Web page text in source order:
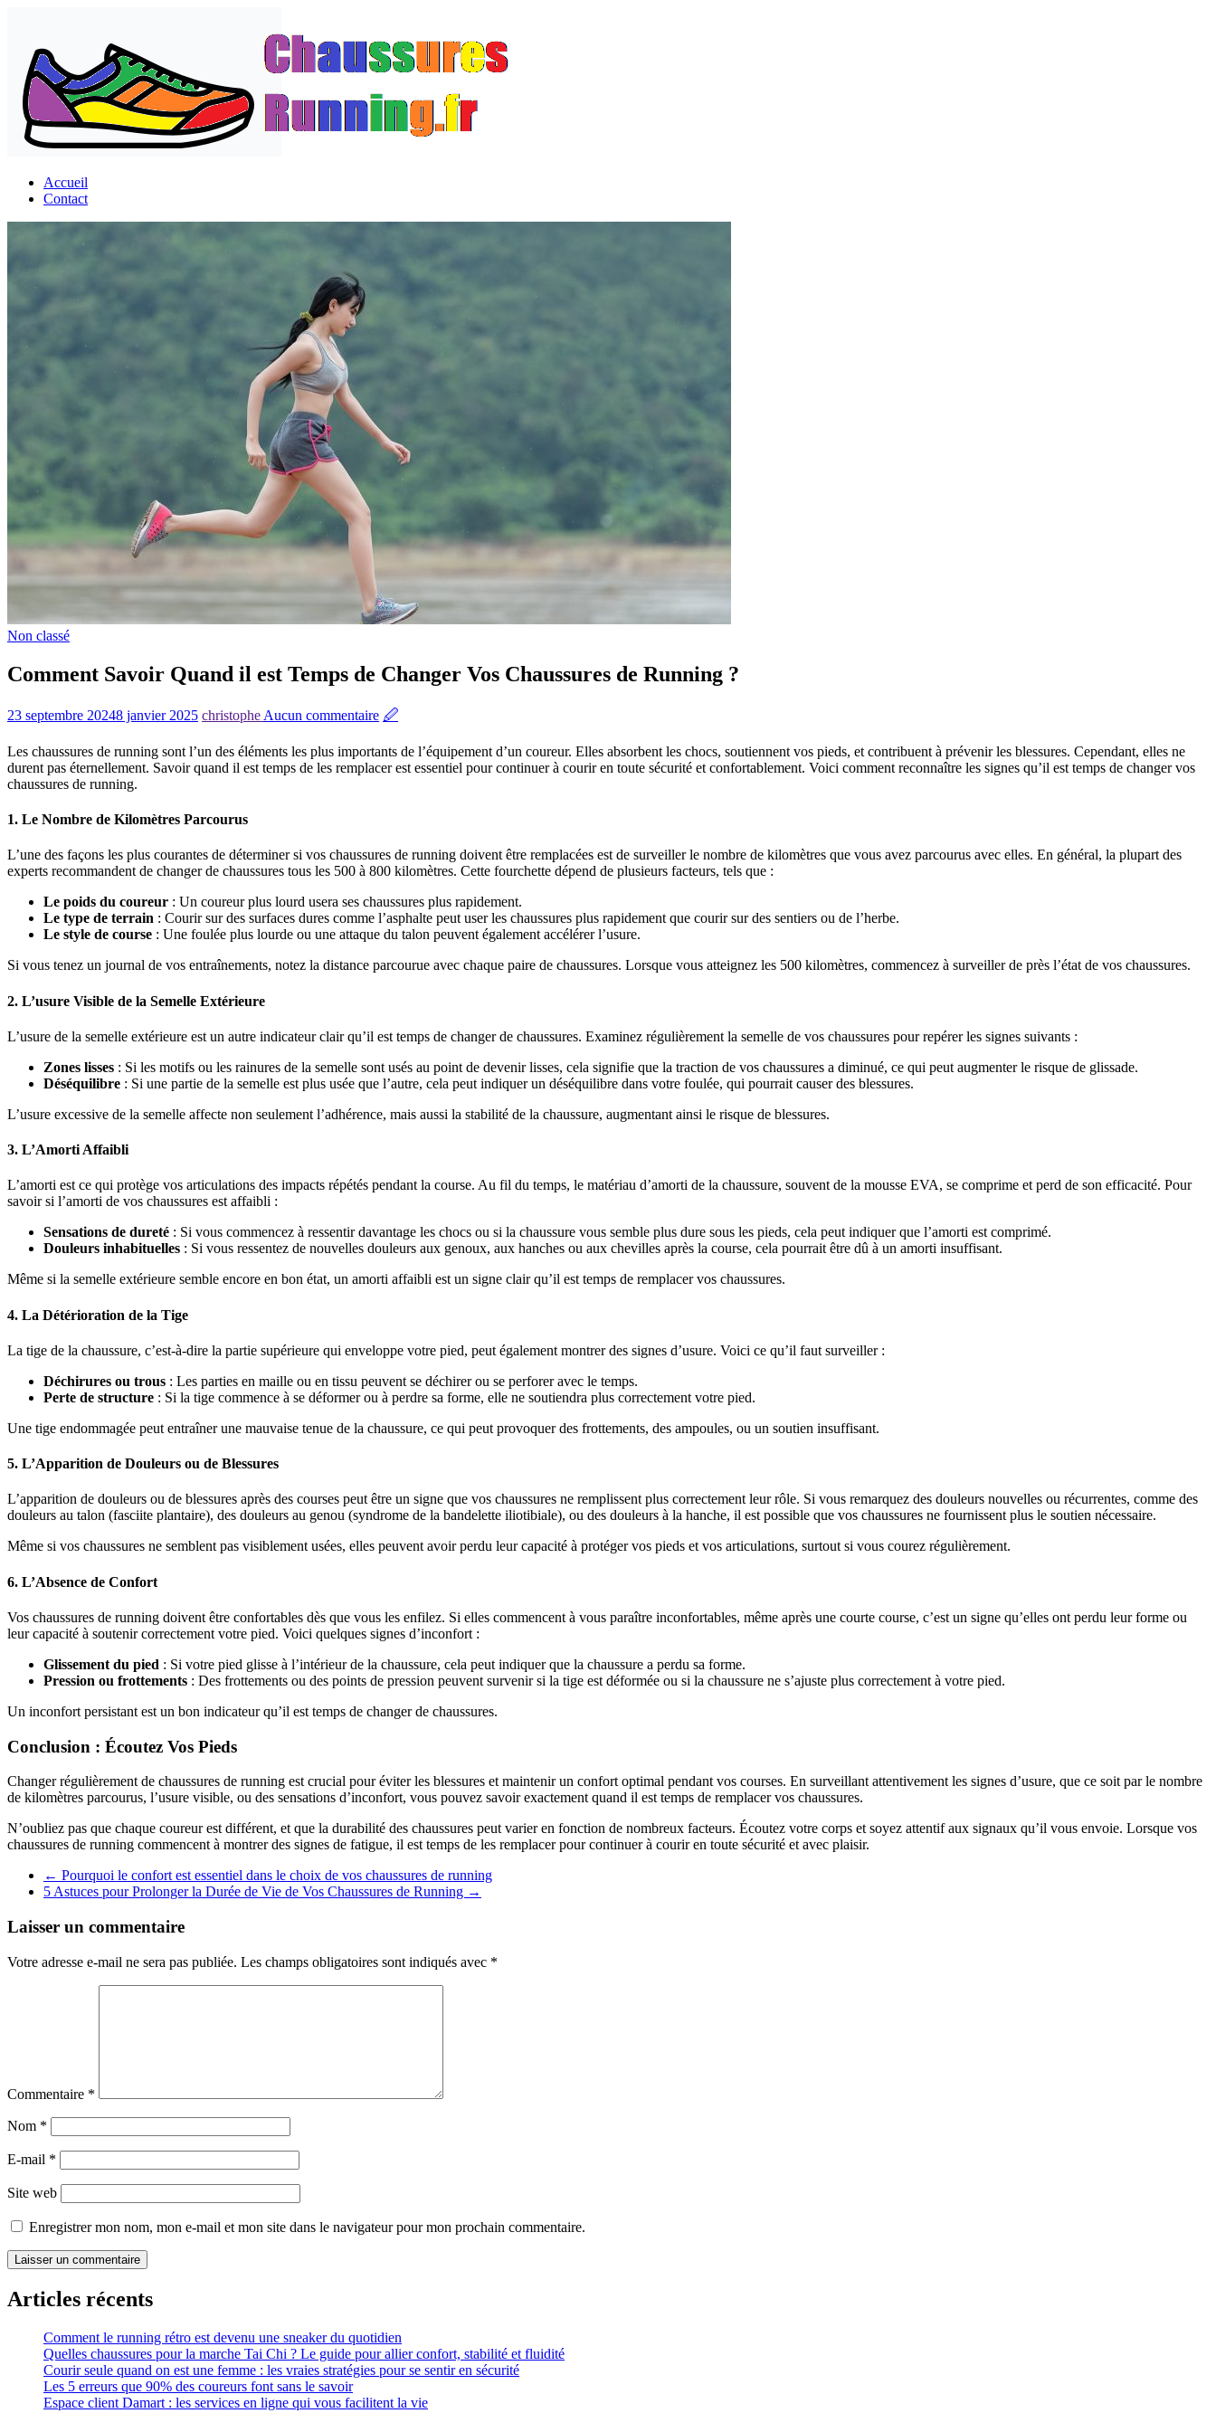
contenu
Accueil
Contact
Non classé
Comment Savoir Quand il est Temps de Changer Vos Chaussures de Running ?
23 septembre 20248 janvier 2025 christophe Aucun commentaire 🖉
Les chaussures de running sont l’un des éléments les plus importants de l’équipement d’un coureur. Elles absorbent les chocs, soutiennent vos pieds, et contribuent à prévenir les blessures. Cependant, elles ne
durent pas éternellement. Savoir quand il est temps de les remplacer est essentiel pour continuer à courir en toute sécurité et confortablement. Voici comment reconnaître les signes qu’il est temps de changer vos
chaussures de running.
1. Le Nombre de Kilomètres Parcourus
L’une des façons les plus courantes de déterminer si vos chaussures de running doivent être remplacées est de surveiller le nombre de kilomètres que vous avez parcourus avec elles. En général, la plupart des
experts recommandent de changer de chaussures tous les 500 à 800 kilomètres. Cette fourchette dépend de plusieurs facteurs, tels que :
Le poids du coureur : Un coureur plus lourd usera ses chaussures plus rapidement.
Le type de terrain : Courir sur des surfaces dures comme l’asphalte peut user les chaussures plus rapidement que courir sur des sentiers ou de l’herbe.
Le style de course : Une foulée plus lourde ou une attaque du talon peuvent également accélérer l’usure.
Si vous tenez un journal de vos entraînements, notez la distance parcourue avec chaque paire de chaussures. Lorsque vous atteignez les 500 kilomètres, commencez à surveiller de près l’état de vos chaussures.
2. L’usure Visible de la Semelle Extérieure
L’usure de la semelle extérieure est un autre indicateur clair qu’il est temps de changer de chaussures. Examinez régulièrement la semelle de vos chaussures pour repérer les signes suivants :
Zones lisses : Si les motifs ou les rainures de la semelle sont usés au point de devenir lisses, cela signifie que la traction de vos chaussures a diminué, ce qui peut augmenter le risque de glissade.
Déséquilibre : Si une partie de la semelle est plus usée que l’autre, cela peut indiquer un déséquilibre dans votre foulée, qui pourrait causer des blessures.
L’usure excessive de la semelle affecte non seulement l’adhérence, mais aussi la stabilité de la chaussure, augmentant ainsi le risque de blessures.
3. L’Amorti Affaibli
L’amorti est ce qui protège vos articulations des impacts répétés pendant la course. Au fil du temps, le matériau d’amorti de la chaussure, souvent de la mousse EVA, se comprime et perd de son efficacité. Pour
savoir si l’amorti de vos chaussures est affaibli :
Sensations de dureté : Si vous commencez à ressentir davantage les chocs ou si la chaussure vous semble plus dure sous les pieds, cela peut indiquer que l’amorti est comprimé.
Douleurs inhabituelles : Si vous ressentez de nouvelles douleurs aux genoux, aux hanches ou aux chevilles après la course, cela pourrait être dû à un amorti insuffisant.
Même si la semelle extérieure semble encore en bon état, un amorti affaibli est un signe clair qu’il est temps de remplacer vos chaussures.
4. La Détérioration de la Tige
La tige de la chaussure, c’est-à-dire la partie supérieure qui enveloppe votre pied, peut également montrer des signes d’usure. Voici ce qu’il faut surveiller :
Déchirures ou trous : Les parties en maille ou en tissu peuvent se déchirer ou se perforer avec le temps.
Perte de structure : Si la tige commence à se déformer ou à perdre sa forme, elle ne soutiendra plus correctement votre pied.
Une tige endommagée peut entraîner une mauvaise tenue de la chaussure, ce qui peut provoquer des frottements, des ampoules, ou un soutien insuffisant.
5. L’Apparition de Douleurs ou de Blessures
L’apparition de douleurs ou de blessures après des courses peut être un signe que vos chaussures ne remplissent plus correctement leur rôle. Si vous remarquez des douleurs nouvelles ou récurrentes, comme des
douleurs au talon (fasciite plantaire), des douleurs au genou (syndrome de la bandelette iliotibiale), ou des douleurs à la hanche, il est possible que vos chaussures ne fournissent plus le soutien nécessaire.
Même si vos chaussures ne semblent pas visiblement usées, elles peuvent avoir perdu leur capacité à protéger vos pieds et vos articulations, surtout si vous courez régulièrement.
6. L’Absence de Confort
Vos chaussures de running doivent être confortables dès que vous les enfilez. Si elles commencent à vous paraître inconfortables, même après une courte course, c’est un signe qu’elles ont perdu leur forme ou
leur capacité à soutenir correctement votre pied. Voici quelques signes d’inconfort :
Glissement du pied : Si votre pied glisse à l’intérieur de la chaussure, cela peut indiquer que la chaussure a perdu sa forme.
Pression ou frottements : Des frottements ou des points de pression peuvent survenir si la tige est déformée ou si la chaussure ne s’ajuste plus correctement à votre pied.
Un inconfort persistant est un bon indicateur qu’il est temps de changer de chaussures.
Conclusion : Écoutez Vos Pieds
Changer régulièrement de chaussures de running est crucial pour éviter les blessures et maintenir un confort optimal pendant vos courses. En surveillant attentivement les signes d’usure, que ce soit par le nombre
de kilomètres parcourus, l’usure visible, ou des sensations d’inconfort, vous pouvez savoir exactement quand il est temps de remplacer vos chaussures.
N’oubliez pas que chaque coureur est différent, et que la durabilité des chaussures peut varier en fonction de nombreux facteurs. Écoutez votre corps et soyez attentif aux signaux qu’il vous envoie. Lorsque vos
chaussures de running commencent à montrer des signes de fatigue, il est temps de les remplacer pour continuer à courir en toute sécurité et avec plaisir.
← Pourquoi le confort est essentiel dans le choix de vos chaussures de running
5 Astuces pour Prolonger la Durée de Vie de Vos Chaussures de Running →
Laisser un commentaire
Votre adresse e-mail ne sera pas publiée. Les champs obligatoires sont indiqués avec *
Commentaire *
Nom *
E-mail *
Site web
Enregistrer mon nom, mon e-mail et mon site dans le navigateur pour mon prochain commentaire.
Articles récents
Comment le running rétro est devenu une sneaker du quotidien
Quelles chaussures pour la marche Tai Chi ? Le guide pour allier confort, stabilité et fluidité
Courir seule quand on est une femme : les vraies stratégies pour se sentir en sécurité
Les 5 erreurs que 90% des coureurs font sans le savoir
Espace client Damart : les services en ligne qui vous facilitent la vie